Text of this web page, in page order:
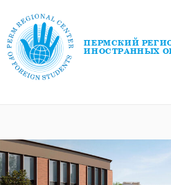
ПЕРМСКИЙ
ИНОСТРАННЫХ